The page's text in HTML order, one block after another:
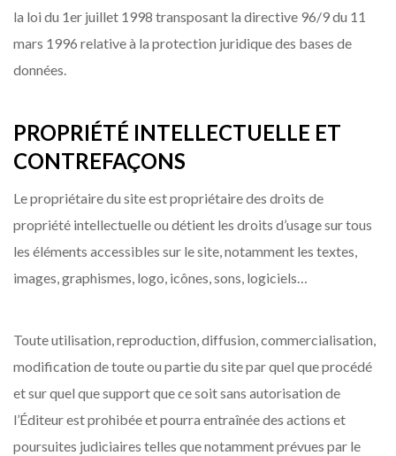
la loi du 1er juillet 1998 transposant la directive 96/9 du 11
mars 1996 relative à la protection juridique des bases de
données.
PROPRIÉTÉ INTELLECTUELLE ET
CONTREFAÇONS
Le propriétaire du site est propriétaire des droits de
propriété intellectuelle ou détient les droits d’usage sur tous
les éléments accessibles sur le site, notamment les textes,
images, graphismes, logo, icônes, sons, logiciels…
Toute utilisation, reproduction, diffusion, commercialisation,
modification de toute ou partie du site par quel que procédé
et sur quel que support que ce soit sans autorisation de
l’Éditeur est prohibée et pourra entraînée des actions et
poursuites judiciaires telles que notamment prévues par le